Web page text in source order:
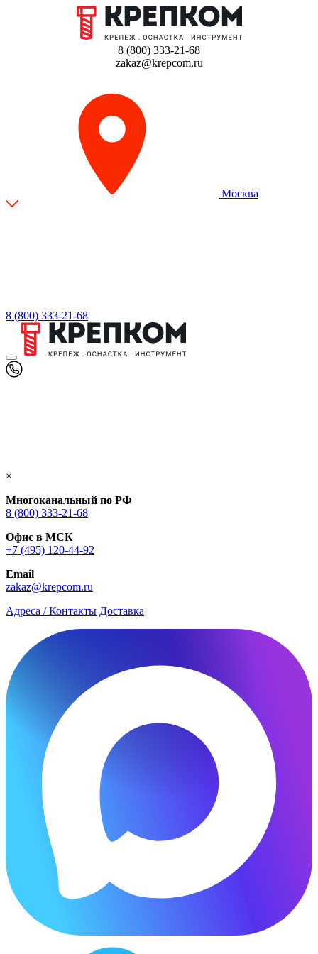
8 (800) 333-21-68
zakaz@krepcom.ru
Москва
8 (800) 333-21-68
×
Многоканальный по РФ
8 (800) 333‑21-68
Офис в МСК
+7 (495) 120-44-92
Email
zakaz@krepcom.ru
Адреса / Контакты Доставка